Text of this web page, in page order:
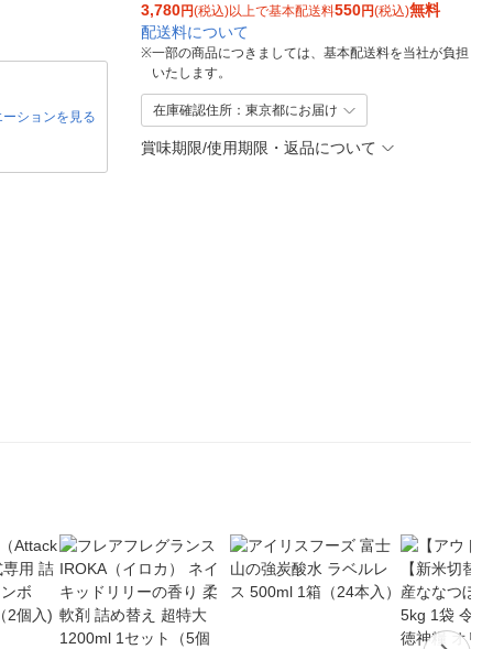
ションを見る
3,780円(税込)以上で基本配送料550円(税込)無料
配送料について
※一部の商品につきましては、基本配送料を当社が負担
いたします。
在庫確認住所：東京都にお届け
賞味期限/使用期限・返品について